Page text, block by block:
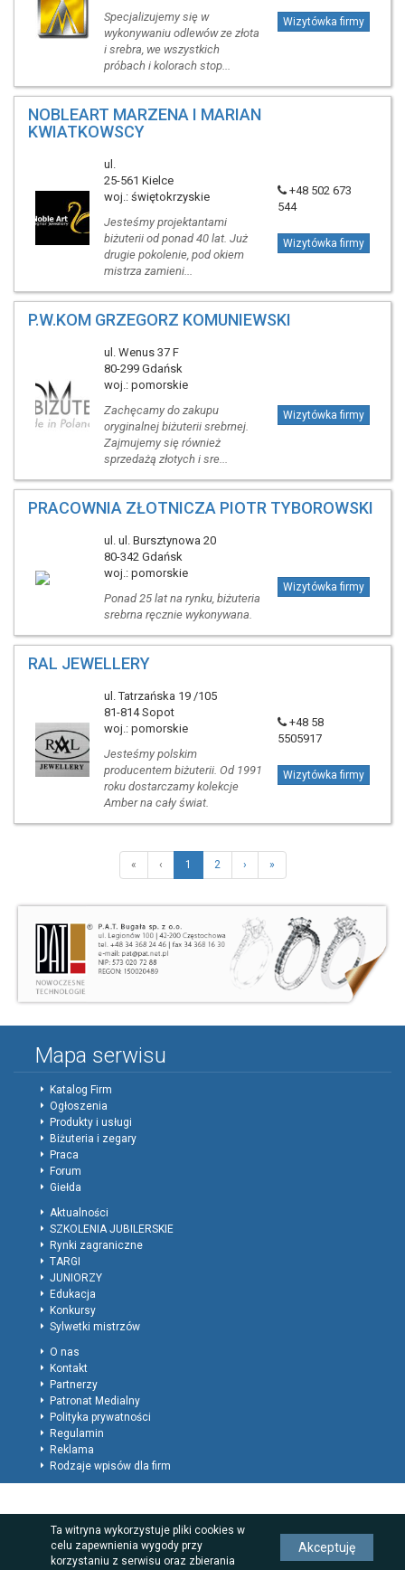
Specjalizujemy się w
wykonywaniu odlewów ze złota
i srebra, we wszystkich
próbach i kolorach stop...
Wizytówka firmy
NOBLEART MARZENA I MARIAN
KWIATKOWSCY
ul.
25-561 Kielce
woj.: świętokrzyskie
Jesteśmy projektantami
biżuterii od ponad 40 lat. Już
drugie pokolenie, pod okiem
mistrza zamieni...
+48 502 673
544
Wizytówka firmy
P.W.KOM GRZEGORZ KOMUNIEWSKI
ul. Wenus 37 F
80-299 Gdańsk
woj.: pomorskie
Zachęcamy do zakupu
oryginalnej biżuterii srebrnej.
Zajmujemy się również
sprzedażą złotych i sre...
Wizytówka firmy
PRACOWNIA ZŁOTNICZA PIOTR TYBOROWSKI
ul. ul. Bursztynowa 20
80-342 Gdańsk
woj.: pomorskie
Ponad 25 lat na rynku, biżuteria
srebrna ręcznie wykonywana.
Wizytówka firmy
RAL JEWELLERY
ul. Tatrzańska 19 /105
81-814 Sopot
woj.: pomorskie
Jesteśmy polskim
producentem biżuterii. Od 1991
roku dostarczamy kolekcje
Amber na cały świat.
+48 58
5505917
Wizytówka firmy
« ‹ 1 2 › »
Mapa serwisu
Katalog Firm
Ogłoszenia
Produkty i usługi
Biżuteria i zegary
Praca
Forum
Giełda
Aktualności
SZKOLENIA JUBILERSKIE
Rynki zagraniczne
TARGI
JUNIORZY
Edukacja
Konkursy
Sylwetki mistrzów
O nas
Kontakt
Partnerzy
Patronat Medialny
Polityka prywatności
Regulamin
Reklama
Rodzaje wpisów dla firm
Ta witryna wykorzystuje pliki cookies w
celu zapewnienia wygody przy
korzystaniu z serwisu oraz zbierania
Akceptuję